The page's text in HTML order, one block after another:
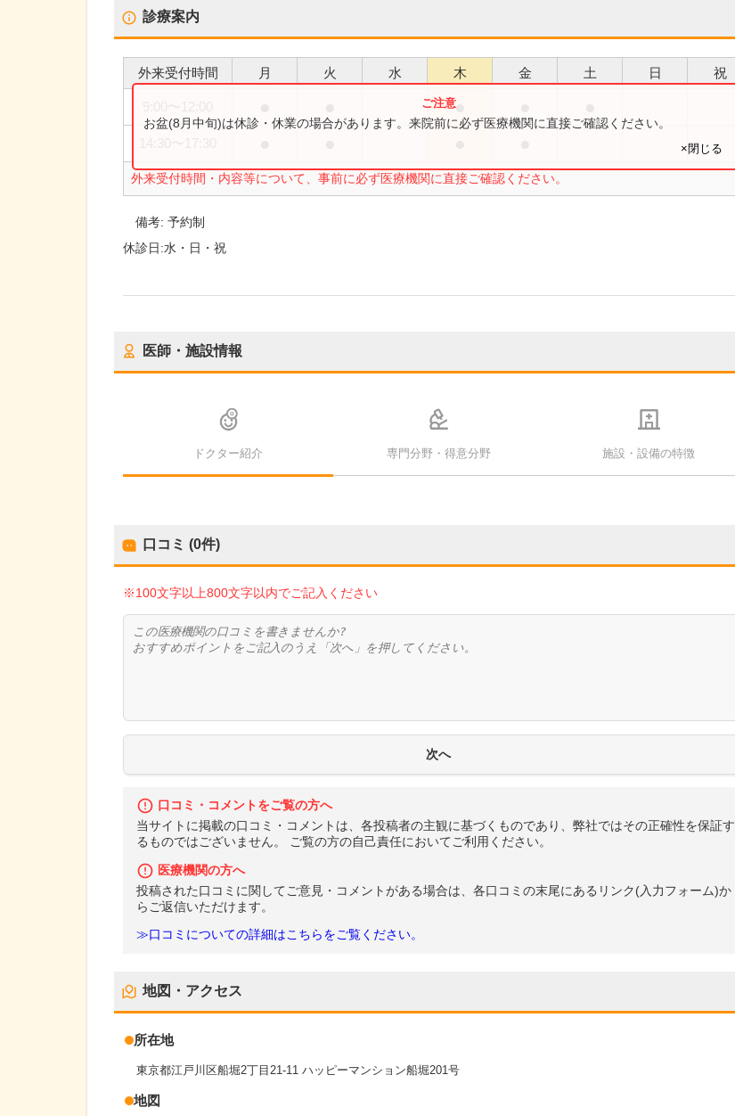
診療案内
外来受付時間 月 火 水 木 金 土 日 祝
●
外来受付時間・内容等について、事前に必ず医療機関に直接ご確認ください。
お盆(8月中旬)は休診・休業の場合があります。来院前に必ず医療機関に直接ご確認ください。
×閉じる
備考:予約制
休診日:水・日・祝
医師・施設情報
ドクター紹介 専門分野・得意分野 施設・設備の特徴
口コミ (0件)
※100文字以上800文字以内でご記入ください
口コミ・コメントをご覧の方へ
当サイトに掲載の口コミ・コメントは、各投稿者の主観に基づくものであり、弊社ではその正確性を保証す
るものではございません。 ご覧の方の自己責任においてご利用ください。
医療機関の方へ
投稿された口コミに関してご意見・コメントがある場合は、各口コミの末尾にあるリンク(入力フォーム)か
らご返信いただけます。
≫口コミについての詳細はこちらをご覧ください。
地図・アクセス
所在地
東京都江戸川区船堀2丁目21-11 ハッピーマンション船堀201号
地図